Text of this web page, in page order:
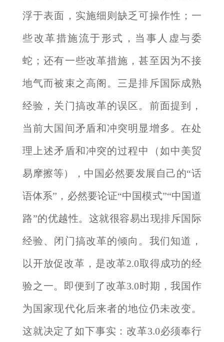
浮于表面，实施细则缺乏可操作性；一
些改革措施流于形式，当事人虚与委
蛇；还有一些改革措施，甚至因为不接
地气而被束之高阁。三是排斥国际成熟
经验，关门搞改革的误区。前面提到，
当前大国间矛盾和冲突明显增多。在处
理上述矛盾和冲突的过程中（如中美贸
易摩擦等），中国必然要发展自己的“话
语体系”，必然要论证“中国模式”“中国道
路”的优越性。这就很容易出现排斥国际
经验、闭门搞改革的倾向。我们知道，
以开放促改革，是改革2.0取得成功的经
验之一。即便到了改革3.0时期，我国作
为国家现代化后来者的地位仍未改变。
这就决定了如下事实：改革3.0必须奉行